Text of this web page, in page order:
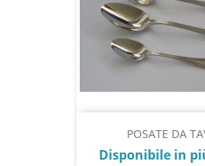
POSATE DA
Prezzo
Disponibile in